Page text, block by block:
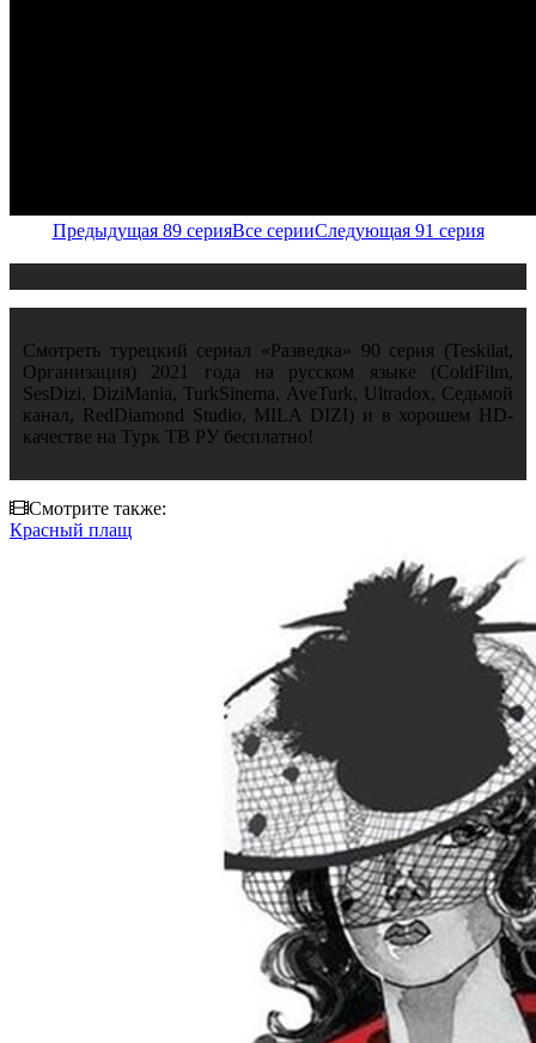
Предыдущая 89 серияВсе серииСледующая 91 серия
Смотреть турецкий сериал «Разведка» 90 серия (Teskilat,
Организация) 2021 года на русском языке (ColdFilm,
SesDizi, DiziMania, TurkSinema, AveTurk, Ultradox, Седьмой
канал, RedDiamond Studio, MILA DIZI) и в хорошем HD-
качестве на Турк ТВ РУ бесплатно!
Смотрите также:
Красный плащ